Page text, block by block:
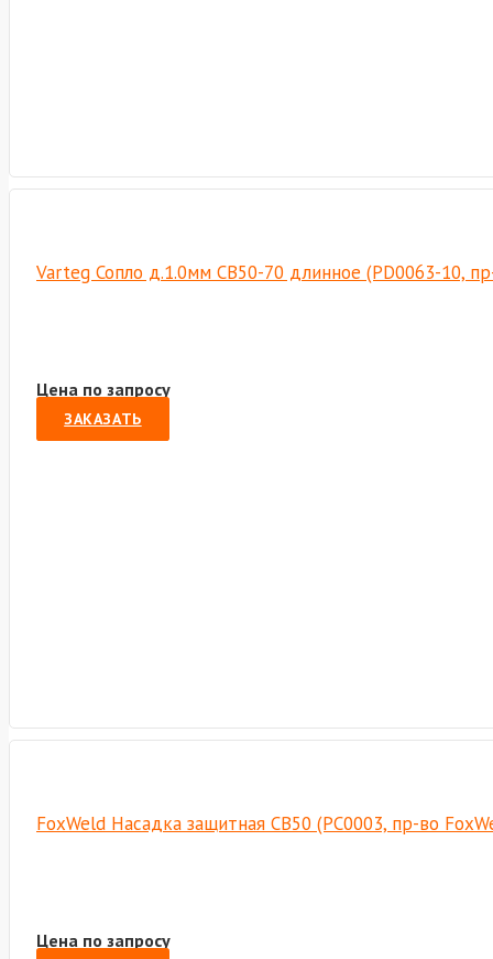
Varteg Сопло д.1.0мм CB50-70 длинное (PD0063-10,
Цена по запросу
ЗАКАЗАТЬ
FoxWeld Насадка защитная СВ50 (PC0003, пр-во
Цена по запросу